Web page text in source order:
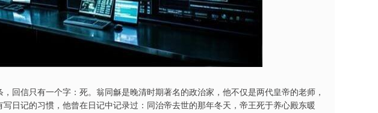
回信只有一个字：死。翁同龢是晚清时期著名的政治家，他不仅是两代皇帝的老师，
日记的习惯，他曾在日记中记录过：同治帝去世的那年冬天，帝王死于养心殿东暖